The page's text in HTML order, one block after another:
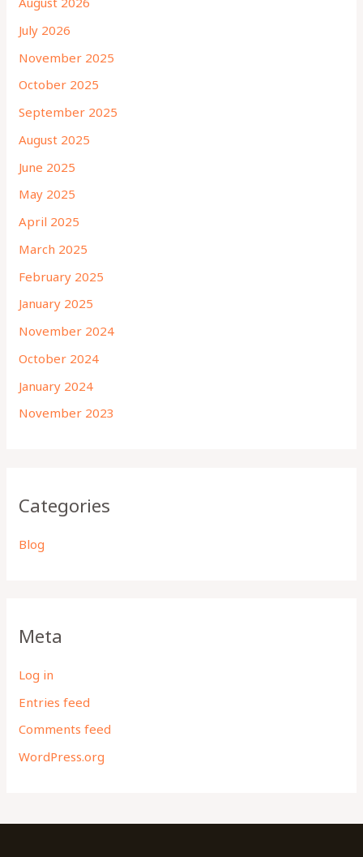
July 2026
November 2025
October 2025
September 2025
August 2025
June 2025
May 2025
April 2025
March 2025
February 2025
January 2025
November 2024
October 2024
January 2024
November 2023
Categories
Blog
Meta
Log in
Entries feed
Comments feed
WordPress.org